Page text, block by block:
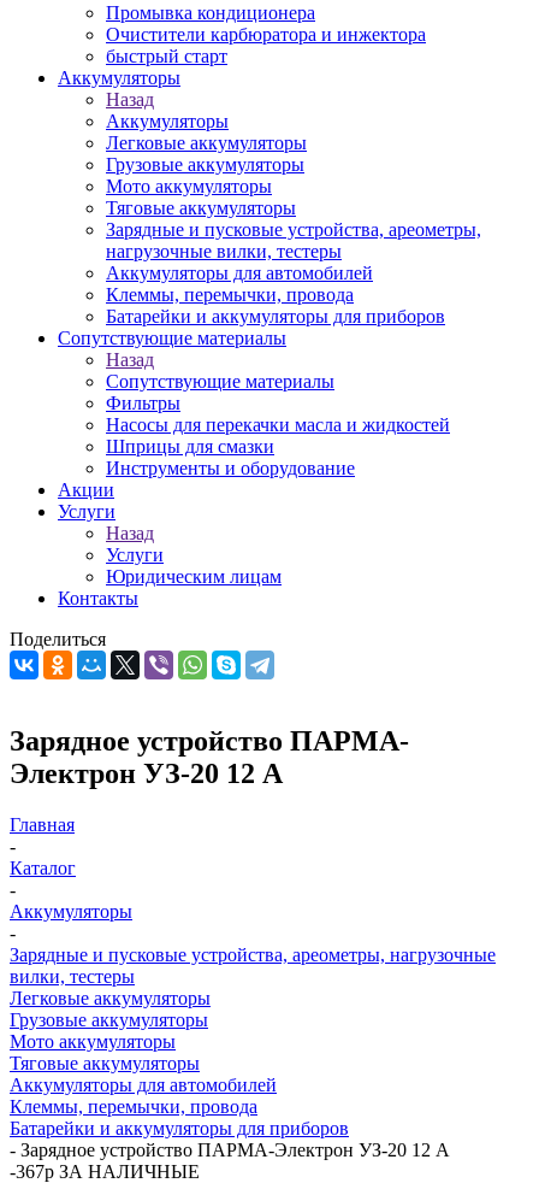
Промывка кондиционера
Очистители карбюратора и инжектора
быстрый старт
Аккумуляторы
Назад
Аккумуляторы
Легковые аккумуляторы
Грузовые аккумуляторы
Мото аккумуляторы
Тяговые аккумуляторы
Зарядные и пусковые устройства, ареометры,
нагрузочные вилки, тестеры
Аккумуляторы для автомобилей
Клеммы, перемычки, провода
Батарейки и аккумуляторы для приборов
Сопутствующие материалы
Назад
Сопутствующие материалы
Фильтры
Насосы для перекачки масла и жидкостей
Шприцы для смазки
Инструменты и оборудование
Акции
Услуги
Назад
Услуги
Юридическим лицам
Контакты
Поделиться
Зарядное устройство ПАРМА-
Электрон УЗ-20 12 A
Главная
-
Каталог
-
Аккумуляторы
-
Зарядные и пусковые устройства, ареометры, нагрузочные
вилки, тестеры
Легковые аккумуляторы
Грузовые аккумуляторы
Мото аккумуляторы
Тяговые аккумуляторы
Аккумуляторы для автомобилей
Клеммы, перемычки, провода
Батарейки и аккумуляторы для приборов
- Зарядное устройство ПАРМА-Электрон УЗ-20 12 A
-367р ЗА НАЛИЧНЫЕ